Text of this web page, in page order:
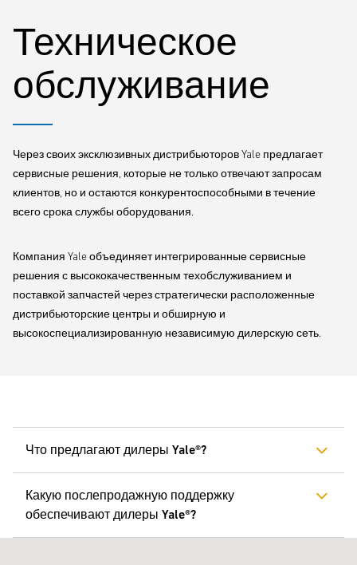
Техническое
обслуживание
Через своих эксклюзивных дистрибьюторов Yale предлагает
сервисные решения, которые не только отвечают запросам
клиентов, но и остаются конкурентоспособными в течение
всего срока службы оборудования.
Компания Yale объединяет интегрированные сервисные
решения с высококачественным техобслуживанием и
поставкой запчастей через стратегически расположенные
дистрибьюторские центры и обширную и
высокоспециализированную независимую дилерскую сеть.
Что предлагают дилеры Yale®?
Какую послепродажную поддержку
обеспечивают дилеры Yale®?